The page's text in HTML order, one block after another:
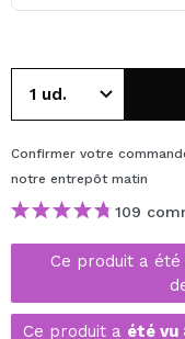
Confirmer votre
notre entrepôt matin
109
Ce produit a été
Ce produit a été vu